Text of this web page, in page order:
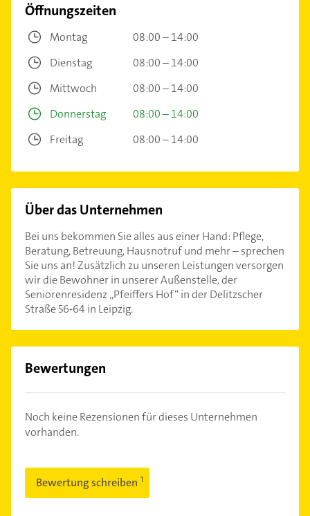
Öffnungszeiten
Montag
08:00 – 14:00
Dienstag
08:00 – 14:00
Mittwoch
08:00 – 14:00
Donnerstag
08:00 – 14:00
Freitag
08:00 – 14:00
Über das Unternehmen
Bei uns bekommen Sie alles aus einer Hand: Pflege,
Beratung, Betreuung, Hausnotruf und mehr – sprechen
Sie uns an! Zusätzlich zu unseren Leistungen versorgen
wir die Bewohner in unserer Außenstelle, der
Seniorenresidenz „Pfeiffers Hof“ in der Delitzscher
Straße 56-64 in Leipzig.
Bewertungen
Noch keine Rezensionen für dieses Unternehmen
vorhanden.
Bewertung schreiben